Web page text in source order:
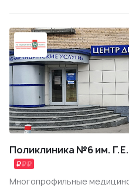
Поликлиника №6 им.
Многопрофильные